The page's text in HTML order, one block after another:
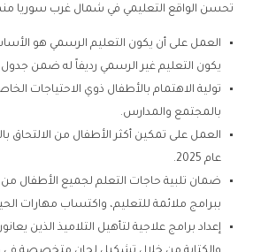
تحسن الواقع التعليمي في شمال غرب سوريا
العمل على أن يكون التعليم الرسمي هو
يكون التعليم غير الرسمي رديفاً له ضمن
تولية الاهتمام بالأطفال ذوي الاحتياجات
بالمجتمع والمدارس.
العمل على تمكين أكثر الأطفال من الالتحاق
عام 2025.
ضمان تلبية حاجات التعلم لجميع الأطفال من
ببرامج ملائمة للتعليم، واكتساب مهارات
إعداد برامج علاجية لتأهيل التلاميذ الذين